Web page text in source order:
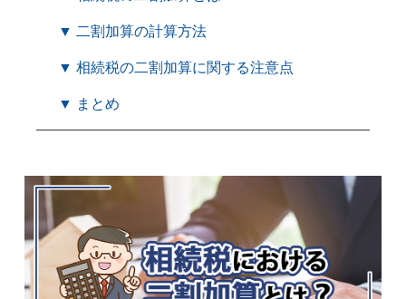
▼ 二割加算の計算方法
▼ 相続税の二割加算に関する注意点
▼ まとめ